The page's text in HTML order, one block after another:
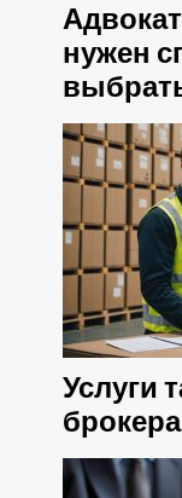
нужен
Услуги
брокера